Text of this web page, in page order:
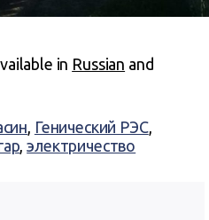
in Russian and
, Генический РЭС,
,электричество